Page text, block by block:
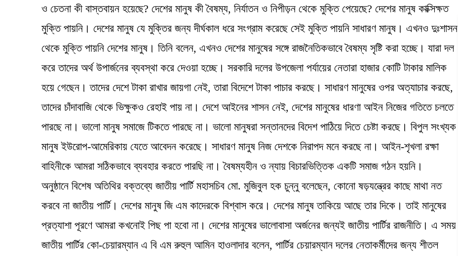
ও চেতনা কী বাস্তবায়ন হয়েছে? দেশের মানুষ কী বৈষম্য, নির্যাতন ও নিপীড়ন থেকে মুক্তি পেয়েছে? দেশের মানুষ কাক্সিক্ষত
মুক্তি পায়নি। দেশের মানুষ যে মুক্তির জন্য দীর্ঘকাল ধরে সংগ্রাম করেছে সেই মুক্তি পায়নি সাধারণ মানুষ। এখনও দুঃশাসন
থেকে মুক্তি পায়নি দেশের মানুষ। তিনি বলেন, এখনও দেশের মানুষের সঙ্গে রাজনৈতিকভাবে বৈষম্য সৃষ্টি করা হচ্ছে। যারা দল
করে তাদের অর্থ উপার্জনের ব্যবস্থা করে দেওয়া হচ্ছে। সরকারি দলের উপজেলা পর্যায়ের নেতারা হাজার কোটি টাকার মালিক
হয়ে গেছেন। তাদের দেশে টাকা রাখার জায়গা নেই, তারা বিদেশে টাকা পাচার করছে। সাধারণ মানুষের ওপর অত্যাচার করছে,
তাদের চাঁদাবাজি থেকে ভিক্ষুকও রেহাই পায় না। দেশে আইনের শাসন নেই, দেশের মানুষের ধারণা আইন নিজের গতিতে চলতে
পারছে না। ভালো মানুষ সমাজে টিকতে পারছে না। ভালো মানুষরা সন্তানদের বিদেশ পাঠিয়ে দিতে চেষ্টা করছে। বিপুল সংখ্যক
মানুষ ইউরোপ-আমেরিকায় যেতে আবেদন করেছে। সাধারণ মানুষ নিজ দেশকে নিরাপদ মনে করছে না। আইন-শৃখলা রক্ষা
বাহিনীকে আমরা সঠিকভাবে ব্যবহার করতে পারছি না। বৈষম্যহীন ও ন্যায় বিচারভিত্তিক একটি সমাজ গঠন হয়নি।
অনুষ্ঠানে বিশেষ অতিথির বক্তব্যে জাতীয় পার্টি মহাসচিব মো. মুজিবুল হক চুন্নু বলেছেন, কোনো ষড়যন্ত্রের কাছে মাথা নত
করবে না জাতীয় পার্টি। দেশের মানুষ জি এম কাদেরকে বিশ্বাস করে। দেশের মানুষ তাকিয়ে আছে তার দিকে। তাই মানুষের
প্রত্যাশা পূরণে আমরা কখনোই পিছ পা হবো না। দেশের মানুষের ভালোবাসা অর্জনের জন্যই জাতীয় পার্টির রাজনীতি। এ সময়
জাতীয় পার্টির কো-চেয়ারম্যান এ বি এম রুহুল আমিন হাওলাদার বলেন, পার্টির চেয়ারম্যান দলের নেতাকর্মীদের জন্য শীতল